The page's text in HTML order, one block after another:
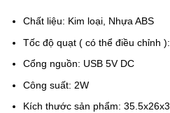
Chất liệu: Kim loại, Nhựa ABS
Tốc độ quạt ( có thể điều chỉnh
Cổng nguồn: USB 5V DC
Công suất: 2W
Kích thước sản phẩm: